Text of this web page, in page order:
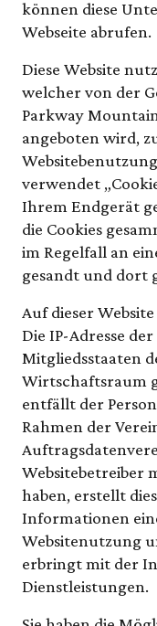
können diese
Webseite abrufen.
Diese Website
welcher von der
Parkway
angeboten wird,
verwendet
Ihrem Endgerät
die Cookies
im Regelfall an
gesandt und dort
Auf dieser
Die IP-Adresse
Mitgliedsstaaten
Wirtschaftsraum
entfällt der
Rahmen der
Websitebetreiber
haben, erstellt
Informationen
Websitenutzung
erbringt mit der
Dienstleistungen.